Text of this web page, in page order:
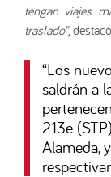
tengan viajes
traslado”,
“Los
saldrán a
213e
Alameda,